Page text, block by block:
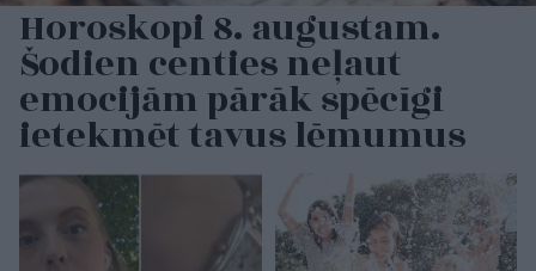
Horoskopi 8. augustam.
Šodien centies neļaut
emocijām pārāk spēcīgi
ietekmēt tavus lēmumus